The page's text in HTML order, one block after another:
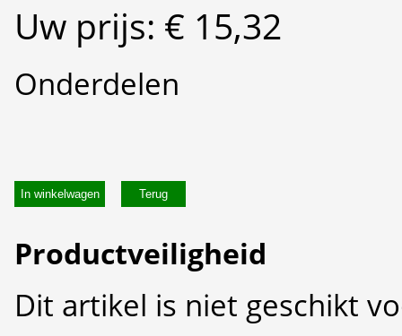
Uw prijs: € 15,32
Onderdelen
In winkelwagen
Productveiligheid
Dit artikel is niet geschikt